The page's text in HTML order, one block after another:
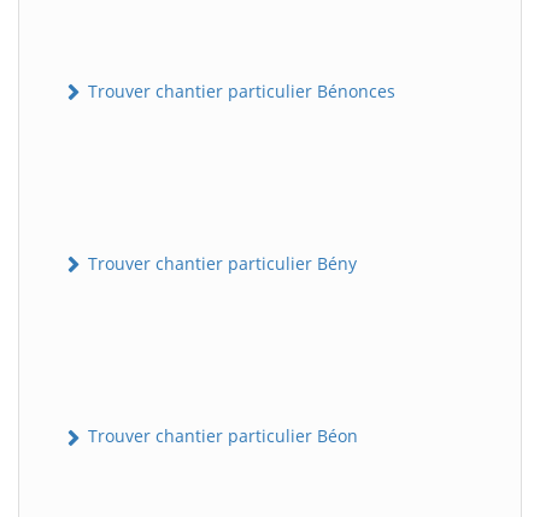
Trouver chantier particulier Bénonces
Trouver chantier particulier Bény
Trouver chantier particulier Béon